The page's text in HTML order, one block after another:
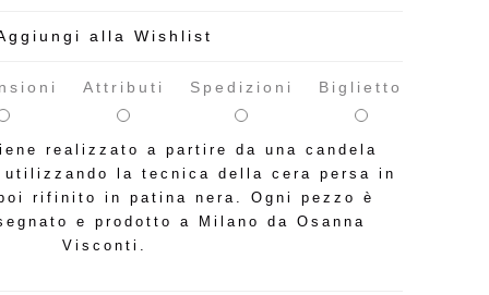
alla Wishlist
Attributi Spedizioni Biglietto
realizzato a partire da una candela
la tecnica della cera persa in
rifinito in patina nera. Ogni pezzo è
e prodotto a Milano da Osanna
Visconti.